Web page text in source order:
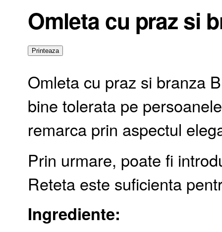
Omleta cu praz si
Omleta cu praz si branza
bine tolerata pe
remarca prin aspectul
Prin urmare, poate fi
Reteta este suficienta
Ingrediente: